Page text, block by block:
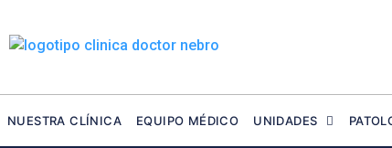
al
contenido
NUESTRA CLÍNICA EQUIPO MÉDICO UNIDADES